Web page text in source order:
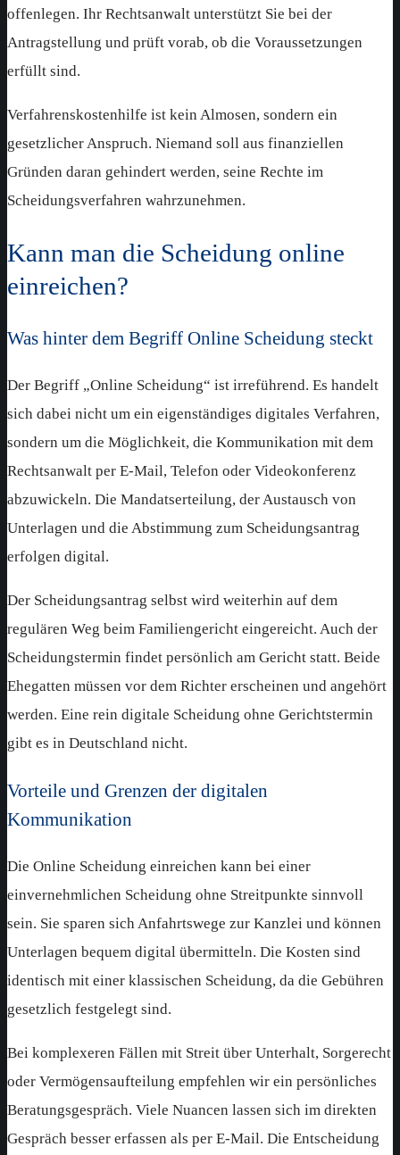
offenlegen. Ihr Rechtsanwalt unterstützt Sie bei der
Antragstellung und prüft vorab, ob die Voraussetzungen
erfüllt sind.
Verfahrenskostenhilfe ist kein Almosen, sondern ein
gesetzlicher Anspruch. Niemand soll aus finanziellen
Gründen daran gehindert werden, seine Rechte im
Scheidungsverfahren wahrzunehmen.
Kann man die Scheidung online
einreichen?
Was hinter dem Begriff Online Scheidung steckt
Der Begriff „Online Scheidung“ ist irreführend. Es handelt
sich dabei nicht um ein eigenständiges digitales Verfahren,
sondern um die Möglichkeit, die Kommunikation mit dem
Rechtsanwalt per E-Mail, Telefon oder Videokonferenz
abzuwickeln. Die Mandatserteilung, der Austausch von
Unterlagen und die Abstimmung zum Scheidungsantrag
erfolgen digital.
Der Scheidungsantrag selbst wird weiterhin auf dem
regulären Weg beim Familiengericht eingereicht. Auch der
Scheidungstermin findet persönlich am Gericht statt. Beide
Ehegatten müssen vor dem Richter erscheinen und angehört
werden. Eine rein digitale Scheidung ohne Gerichtstermin
gibt es in Deutschland nicht.
Vorteile und Grenzen der digitalen
Kommunikation
Die Online Scheidung einreichen kann bei einer
einvernehmlichen Scheidung ohne Streitpunkte sinnvoll
sein. Sie sparen sich Anfahrtswege zur Kanzlei und können
Unterlagen bequem digital übermitteln. Die Kosten sind
identisch mit einer klassischen Scheidung, da die Gebühren
gesetzlich festgelegt sind.
Bei komplexeren Fällen mit Streit über Unterhalt, Sorgerecht
oder Vermögensaufteilung empfehlen wir ein persönliches
Beratungsgespräch. Viele Nuancen lassen sich im direkten
Gespräch besser erfassen als per E-Mail. Die Entscheidung